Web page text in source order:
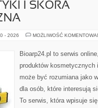
I SKÓRA
- 2026 MOŻLIWOŚĆ
Bioarp24.pl to serwis
produktów kosmetycznych
może być rozumiana jako
dla osób, które interesują
To serwis, która wpisuje